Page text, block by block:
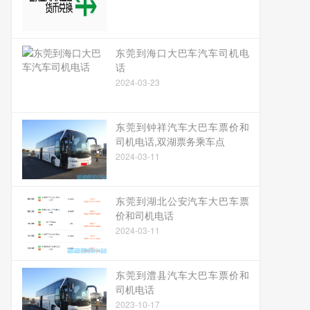
东莞到海口大巴车汽车司机电
话
2024-03-23
东莞到钟祥汽车大巴车票价和
司机电话,双湖票务乘车点
2024-03-11
东莞到湖北公安汽车大巴车票
价和司机电话
2024-03-11
东莞到澧县汽车大巴车票价和
司机电话
2023-10-17